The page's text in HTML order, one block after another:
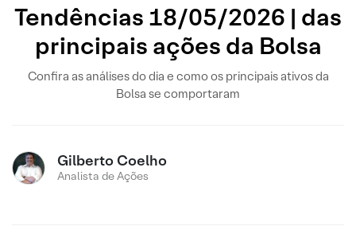
Tendências 18/05/2026 | das
principais ações da Bolsa
Confira as análises do dia e como os principais ativos da
Bolsa se comportaram
Gilberto Coelho
Analista de Ações